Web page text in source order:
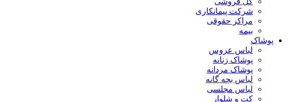
شرکت پیمانکاری
مراکز حقوقی
بیمه
پوشاک
لباس عروس
پوشاک زنانه
پوشاک مردانه
لباس بچه گانه
لباس مجلسی
کت و شلوار